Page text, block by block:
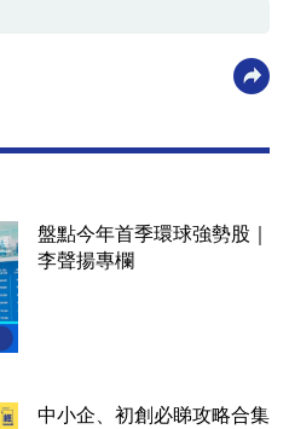
盤點今年首季環球強勢股｜
李聲揚專欄
中小企、初創必睇攻略合集